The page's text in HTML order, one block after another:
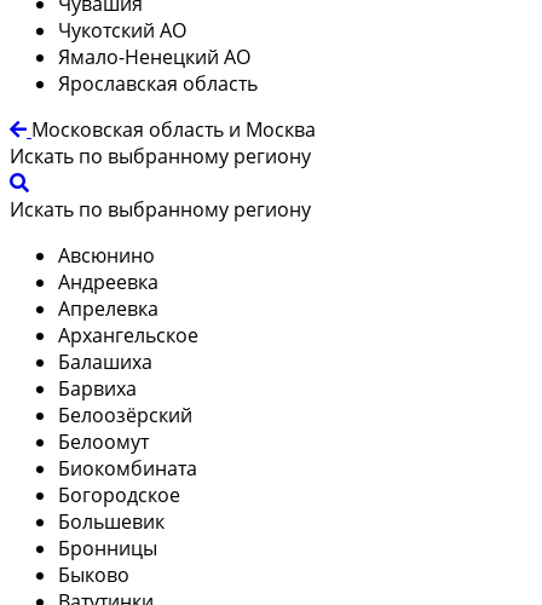
Чукотский АО
Ямало-Ненецкий АО
Ярославская область
Московская область и Москва
Искать по выбранному региону
Искать по выбранному региону
Авсюнино
Андреевка
Апрелевка
Архангельское
Балашиха
Барвиха
Белоозёрский
Белоомут
Биокомбината
Богородское
Большевик
Бронницы
Быково